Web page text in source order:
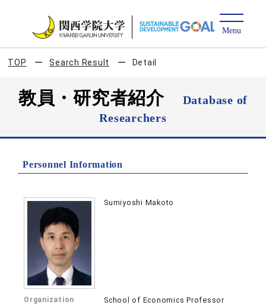
TOP Search Result Detail
教員・研究者紹介
Database of
Researchers
Personnel Information
Sumiyoshi Makoto
Organization School of Economics Professor